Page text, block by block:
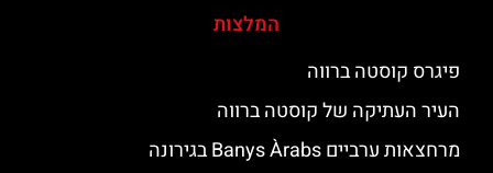
המלצות
פיגרס קוסטה ברווה
העיר העתיקה של קוסטה ברווה
מרחצאות ערביים Banys Àrabs בגירונה